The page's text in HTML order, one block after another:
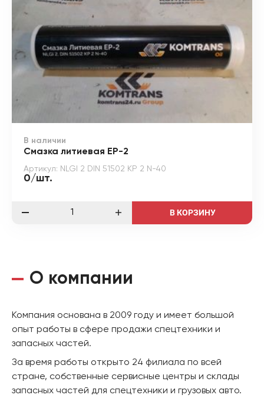
В наличии
Смазка литиевая EP-2
Артикул: NLGI 2 DIN 51502 KP 2 N-40
0/шт.
В КОРЗИНУ
О компании
Компания основана в 2009 году и имеет большой
опыт работы в сфере продажи спецтехники и
запасных частей.
За время работы открыто 24 филиала по всей
стране, собственные сервисные центры и склады
запасных частей для спецтехники и грузовых авто.